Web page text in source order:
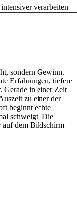
verarbeiten
sondern Gewinn.
Erfahrungen, tiefere
Gerade in einer Zeit
zu einer der
beginnt echte
schweigt. Die
auf dem Bildschirm –